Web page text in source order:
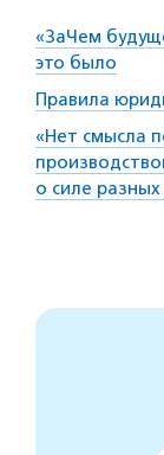
«ЗаЧем
это было
Правила
«Нет смысла
о силе